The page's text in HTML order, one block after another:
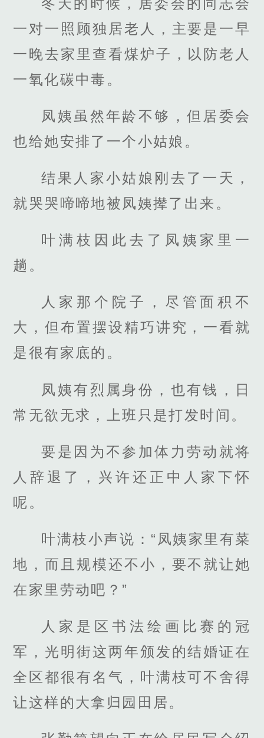
一对一照顾独居老人，主要是一早
一晚去家里查看煤炉子，以防老人
一氧化碳中毒。
凤姨虽然年龄不够，但居委会
也给她安排了一个小姑娘。
结果人家小姑娘刚去了一天，
就哭哭啼啼地被凤姨撵了出来。
叶满枝因此去了凤姨家里一
趟。
人家那个院子，尽管面积不
大，但布置摆设精巧讲究，一看就
是很有家底的。
凤姨有烈属身份，也有钱，日
常无欲无求，上班只是打发时间。
要是因为不参加体力劳动就将
人辞退了，兴许还正中人家下怀
呢。
叶满枝小声说：“凤姨家里有菜
地，而且规模还不小，要不就让她
在家里劳动吧？”
人家是区书法绘画比赛的冠
军，光明街这两年颁发的结婚证在
全区都很有名气，叶满枝可不舍得
让这样的大拿归园田居。